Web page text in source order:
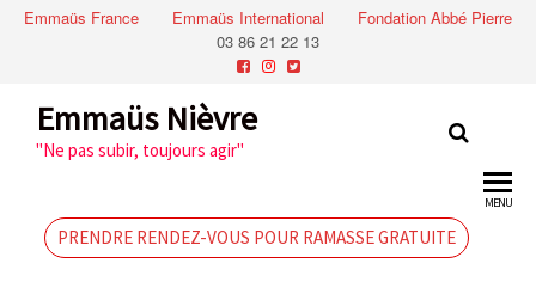
Emmaüs France Emmaüs International
Fondation Abbé Pierre
03 86 21 22 13
Emmaüs Nièvre
"Ne pas subir, toujours agir"
PRENDRE RENDEZ-VOUS POUR RAMASSE GRATUITE
MENU